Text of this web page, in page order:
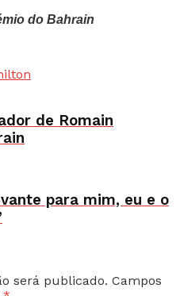
do Bahrain
de Romain
para mim, eu e o
será publicado. Campos